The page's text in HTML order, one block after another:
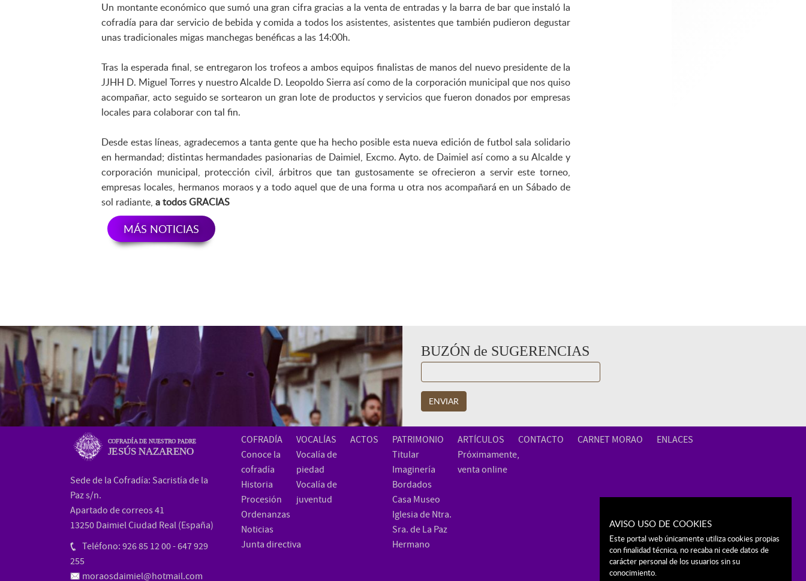
Un montante económico que sumó una gran cifra gracias a la venta de entradas y la barra de bar que instaló la
cofradía para dar servicio de bebida y comida a todos los asistentes, asistentes que también pudieron degustar
unas tradicionales migas manchegas benéficas a las 14:00h.
Tras la esperada final, se entregaron los trofeos a ambos equipos finalistas de manos del nuevo presidente de la
JJHH D. Miguel Torres y nuestro Alcalde D. Leopoldo Sierra así como de la corporación municipal que nos quiso
acompañar, acto seguido se sortearon un gran lote de productos y servicios que fueron donados por empresas
locales para colaborar con tal fin.
Desde estas líneas, agradecemos a tanta gente que ha hecho posible esta nueva edición de futbol sala solidario
en hermandad; distintas hermandades pasionarias de Daimiel, Excmo. Ayto. de Daimiel así como a su Alcalde y
corporación municipal, protección civil, árbitros que tan gustosamente se ofrecieron a servir este torneo,
empresas locales, hermanos moraos y a todo aquel que de una forma u otra nos acompañará en un Sábado de
sol radiante, a todos GRACIAS
MÁS NOTICIAS
BUZÓN de SUGERENCIAS
ENVIAR
COFRADÍA DE NUESTRO PADRE
JESÚS NAZARENO
Sede de la Cofradía: Sacristía de la
Paz s/n.
Apartado de correos 41
13250 Daimiel Ciudad Real (España)
Teléfono: 926 85 12 00 - 647 929
255
moraosdaimiel@hotmail.com
COFRADÍA
Conoce la
cofradía
Historia
Procesión
Ordenanzas
Noticias
Junta directiva
VOCALÍAS
Vocalía de
piedad
Vocalía de
juventud
ACTOS
PATRIMONIO
Titular
Imaginería
Bordados
Casa Museo
Iglesia de Ntra.
Sra. de La Paz
Hermano
ARTÍCULOS
Próximamente,
venta online
CONTACTO CARNET MORAO ENLACES
AVISO USO DE COOKIES
Este portal web únicamente utiliza cookies propias
con finalidad técnica, no recaba ni cede datos de
carácter personal de los usuarios sin su
conocimiento.